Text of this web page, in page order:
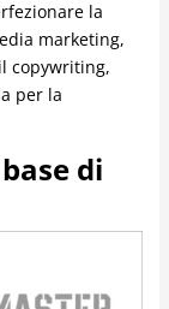
la
marketing,
copywriting,
per la
di